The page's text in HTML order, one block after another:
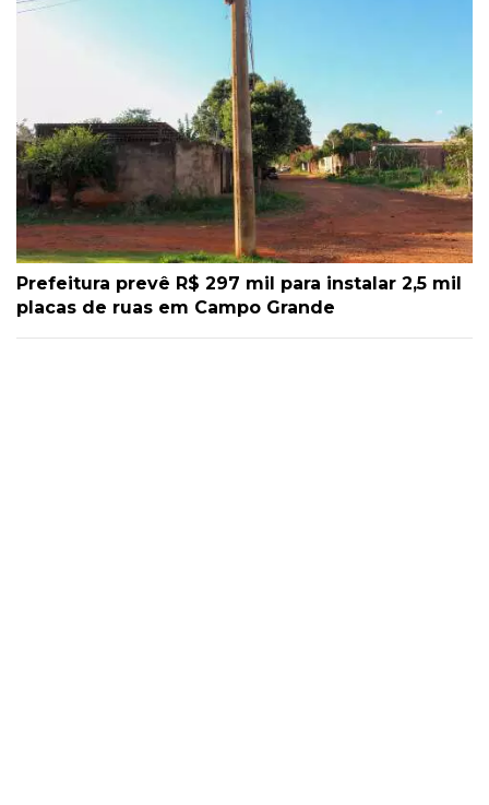
Prefeitura prevê R$ 297 mil para instalar 2,5 mil
placas de ruas em Campo Grande